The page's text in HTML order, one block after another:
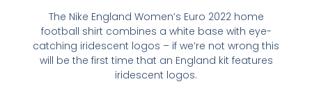
The Nike England Women’s Euro 2022 home
football shirt combines a white base with eye-
catching iridescent logos – if we’re not wrong this
will be the first time that an England kit features
iridescent logos.